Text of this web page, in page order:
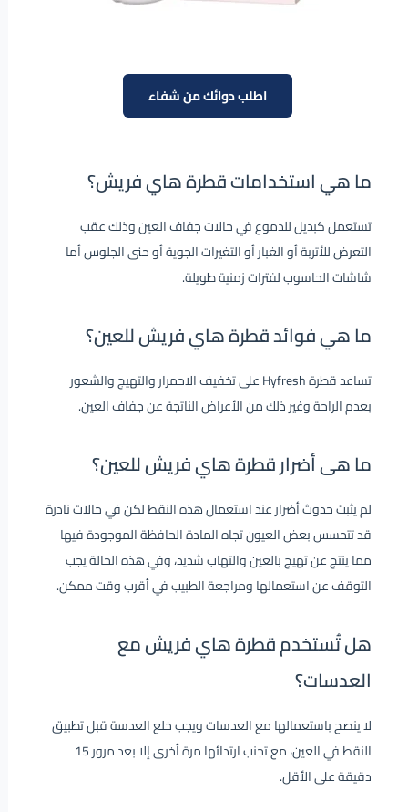
اطلب دوائك من شفاء
ما هي استخدامات قطرة هاي فريش؟
تستعمل كبديل للدموع في حالات جفاف العين وذلك عقب
التعرض للأتربة أو الغبار أو التغيرات الجوية أو حتى الجلوس أما
شاشات الحاسوب لفترات زمنية طويلة.
ما هي فوائد قطرة هاي فريش للعين؟
تساعد قطرة Hyfresh على تخفيف الاحمرار والتهيج والشعور
بعدم الراحة وغير ذلك من الأعراض الناتجة عن جفاف العين.
ما هى أضرار قطرة هاي فريش للعين؟
لم يثبت حدوث أضرار عند استعمال هذه النقط لكن في حالات نادرة
قد تتحسس بعض العيون تجاه المادة الحافظة الموجودة فيها
مما ينتج عن تهيج بالعين والتهاب شديد، وفي هذه الحالة يجب
التوقف عن استعمالها ومراجعة الطبيب في أقرب وقت ممكن.
هل تُستخدم قطرة هاي فريش مع
العدسات؟
لا ينصح باستعمالها مع العدسات ويجب خلع العدسة قبل تطبيق
النقط في العين، مع تجنب ارتدائها مرة أخرى إلا بعد مرور 15
دقيقة على الأقل.